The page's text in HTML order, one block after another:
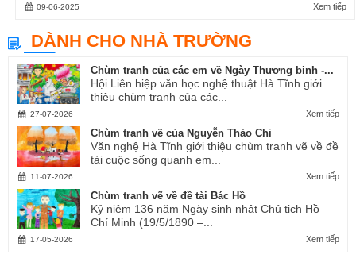
Xem tiếp
09-06-2025
DÀNH CHO NHÀ TRƯỜNG
Chùm tranh của các em về Ngày Thương binh -...
Hội Liên hiệp văn học nghệ thuật Hà Tĩnh giới
thiệu chùm tranh của các...
Xem tiếp
27-07-2026
Chùm tranh vẽ của Nguyễn Thảo Chi
Văn nghệ Hà Tĩnh giới thiệu chùm tranh vẽ về đề
tài cuộc sống quanh em...
Xem tiếp
11-07-2026
Chùm tranh vẽ về đề tài Bác Hồ
Kỷ niệm 136 năm Ngày sinh nhật Chủ tịch Hồ
Chí Minh (19/5/1890 –...
Xem tiếp
17-05-2026